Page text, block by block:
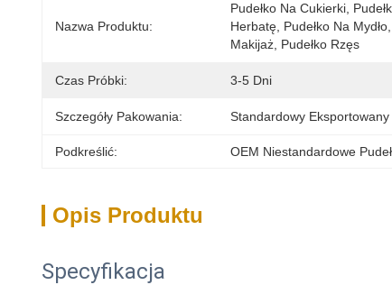
Nazwa Produktu:
Pudełko Na Cukierki,
Herbatę, Pudełko Na Mydło,
Makijaż, Pudełko Rzęs
Czas Próbki: 3-5 Dni
Szczegóły Pakowania: Standardowy Eksportowany
Podkreślić: OEM Niestandardowe
Opis Produktu
Specyfikacja